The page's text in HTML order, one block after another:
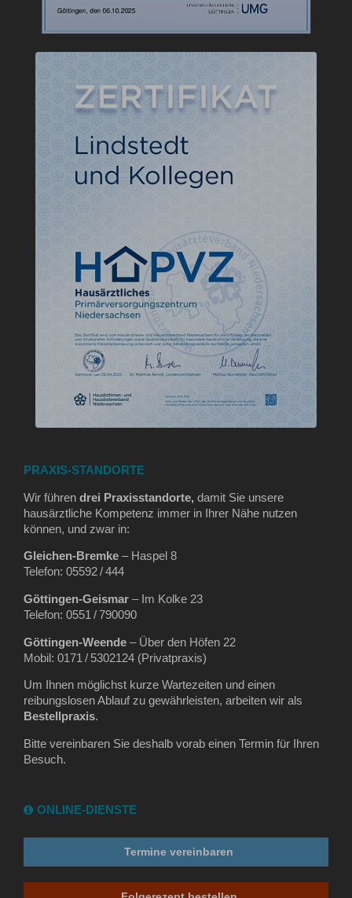
PRAXIS-STANDORTE
Wir führen drei Praxisstandorte, damit Sie unsere
hausärztliche Kompetenz immer in Ihrer Nähe nutzen
können, und zwar in:
Gleichen‑Bremke – Haspel 8
Telefon: 05592 / 444
Göttingen‑Geismar – Im Kolke 23
Telefon: 0551 / 790090
Göttingen‑Weende – Über den Höfen 22
Mobil: 0171 / 5302124 (Privatpraxis)
Um Ihnen möglichst kurze Wartezeiten und einen
reibungslosen Ablauf zu gewährleisten, arbeiten wir als
Bestellpraxis.
Bitte vereinbaren Sie deshalb vorab einen Termin für Ihren
Besuch.
ONLINE-DIENSTE
Termine vereinbaren